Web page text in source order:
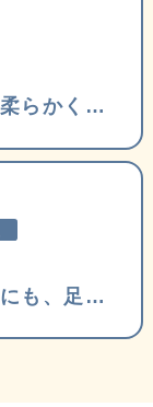
足を揉んで肩が柔らかくなるかなぁ？
姿勢を正すためにも、足のアーチが大事です